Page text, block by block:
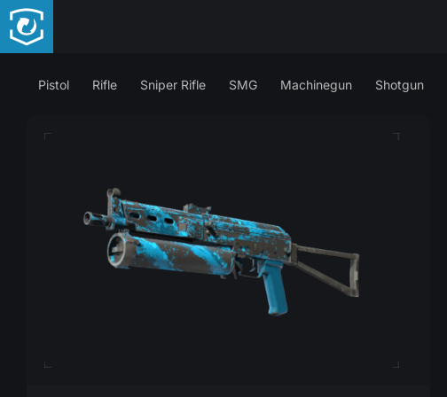
Pistol Rifle Sniper Rifle SMG Machinegun Shotgun